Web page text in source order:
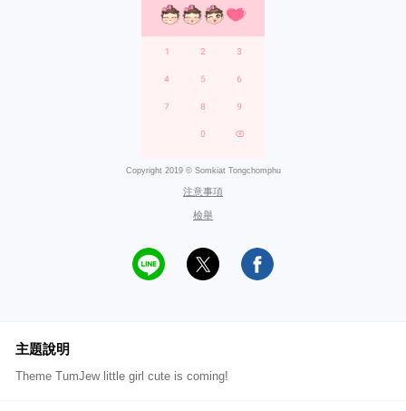
Copyright 2019 © Somkiat Tongchomphu
注意事項
檢舉
主題說明
Theme TumJew little girl cute is coming!